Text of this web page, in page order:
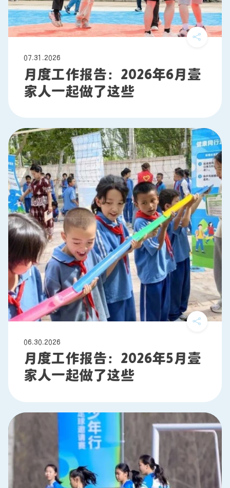
07.31.2026
月度工作报告：2026年6月壹
家人一起做了这些
06.30.2026
月度工作报告：2026年5月壹
家人一起做了这些